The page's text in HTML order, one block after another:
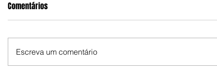
Comentários
Escreva um comentário